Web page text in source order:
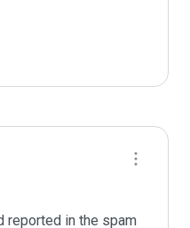
reported in the spam